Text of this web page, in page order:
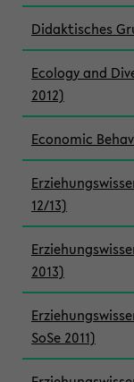
Didaktisches
Ecology and
2012)
Economic
12/13)
2013)
SoSe 2011)